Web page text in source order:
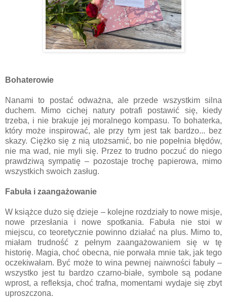
Bohaterowie
Nanami to postać odważna, ale przede wszystkim silna
duchem. Mimo cichej natury potrafi postawić się, kiedy
trzeba, i nie brakuje jej moralnego kompasu. To bohaterka,
który może inspirować, ale przy tym jest tak bardzo... bez
skazy. Ciężko się z nią utożsamić, bo nie popełnia błędów,
nie ma wad, nie myli się. Przez to trudno poczuć do niego
prawdziwą sympatię – pozostaje trochę papierowa, mimo
wszystkich swoich zasług.
Fabuła i zaangażowanie
W książce dużo się dzieje – kolejne rozdziały to nowe misje,
nowe przesłania i nowe spotkania. Fabuła nie stoi w
miejscu, co teoretycznie powinno działać na plus. Mimo to,
miałam trudność z pełnym zaangażowaniem się w tę
historię. Magia, choć obecna, nie porwała mnie tak, jak tego
oczekiwałam. Być może to wina pewnej naiwności fabuły –
wszystko jest tu bardzo czarno-białe, symbole są podane
wprost, a refleksja, choć trafna, momentami wydaje się zbyt
uproszczona.